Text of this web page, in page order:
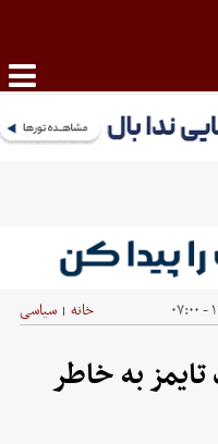
خانه | سیاسی
به خاطر